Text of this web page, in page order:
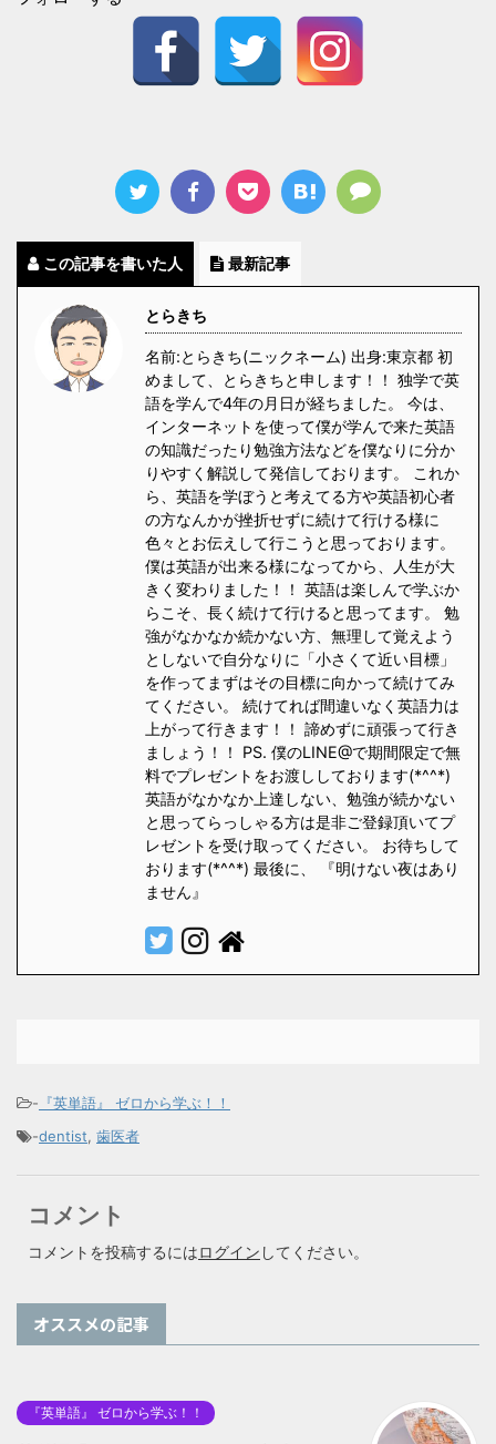
この記事を書いた人 最新記事
とらきち
名前:とらきち(ニックネーム) 出身:東京都 初
めまして、とらきちと申します！！ 独学で英
語を学んで4年の月日が経ちました。 今は、
インターネットを使って僕が学んで来た英語
の知識だったり勉強方法などを僕なりに分か
りやすく解説して発信しております。 これか
ら、英語を学ぼうと考えてる方や英語初心者
の方なんかが挫折せずに続けて行ける様に
色々とお伝えして行こうと思っております。
僕は英語が出来る様になってから、人生が大
きく変わりました！！ 英語は楽しんで学ぶか
らこそ、長く続けて行けると思ってます。 勉
強がなかなか続かない方、無理して覚えよう
としないで自分なりに「小さくて近い目標」
を作ってまずはその目標に向かって続けてみ
てください。 続けてれば間違いなく英語力は
上がって行きます！！ 諦めずに頑張って行き
ましょう！！ PS. 僕のLINE@で期間限定で無
料でプレゼントをお渡ししております(*^^*)
英語がなかなか上達しない、勉強が続かない
と思ってらっしゃる方は是非ご登録頂いてプ
レゼントを受け取ってください。 お待ちして
おります(*^^*) 最後に、 『明けない夜はあり
ません』
- 『英単語』 ゼロから学ぶ！！
-dentist, 歯医者
コメント
コメントを投稿するにはログイン してください。
オススメの記事
『英単語』 ゼロから学ぶ！！